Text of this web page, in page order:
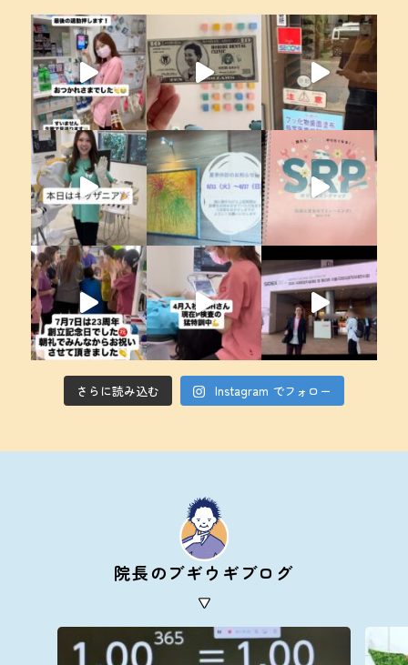
さらに読み込む Instagram でフォロー
院長のブギウギブログ